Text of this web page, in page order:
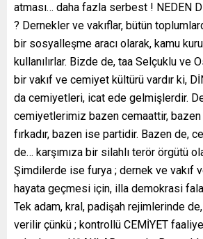
atması… daha fazla serbest ! NEDEN
? Dernekler ve vakıflar, bütün
bir sosyalleşme aracı olarak, kamu
kullanılırlar. Bizde de, taa Selçuklu ve
bir vakıf ve cemiyet kültürü vardır ki,
da cemiyetleri, icat ede gelmişlerdir.
cemiyetlerimiz bazen cemaattir, bazen
fırkadır, bazen ise partidir. Bazen de,
de… karşımıza bir silahlı terör örgütü
Şimdilerde ise furya ; dernek ve vakıf
hayata geçmesi için, illa demokrasi
Tek adam, kral, padişah rejimlerinde
verilir çünkü ; kontrollü CEMİYET